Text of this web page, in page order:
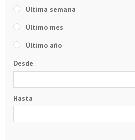
Última semana
Último mes
Último año
Desde
Hasta